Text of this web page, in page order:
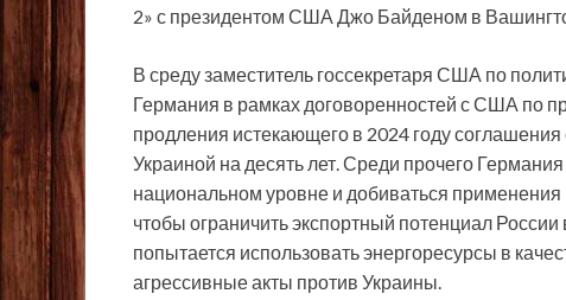
2» с президентом США Джо Байденом в
В среду заместитель госсекретаря США по
Германия в рамках договоренностей с США по
продления истекающего в 2024 году
Украиной на десять лет. Среди прочего
национальном уровне и добиваться
чтобы ограничить экспортный потенциал России
попытается использовать энергоресурсы в
агрессивные акты против Украины.